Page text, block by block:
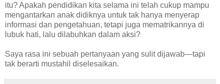
itu? Apakah pendidikan kita selama ini telah cukup mampu
mengantarkan anak didiknya untuk tak hanya menyerap
informasi dan pengetahuan, tetapi juga mematrikannya di
lubuk hati, lalu dilabuhkan dalam aksi?
Saya rasa ini sebuah pertanyaan yang sulit dijawab—tapi
tak berarti mustahil diselesaikan.